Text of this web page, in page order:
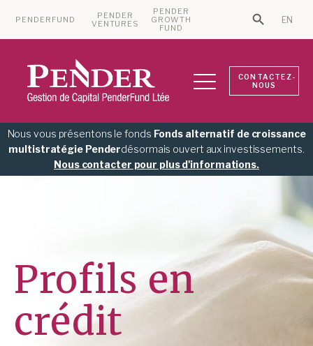
PENDERFUND
PENDER
VENTURES
PENDER
GROWTH
FUND
Search for:
Search
EN
CONTACTEZ-
NOUS
Nous vous présentons le fonds Fonds alternatif de croissance
multistratégie Penderdésormais ouvert aux investissements.
Nous contacter pour plus d'informations.
Profils en
crédit